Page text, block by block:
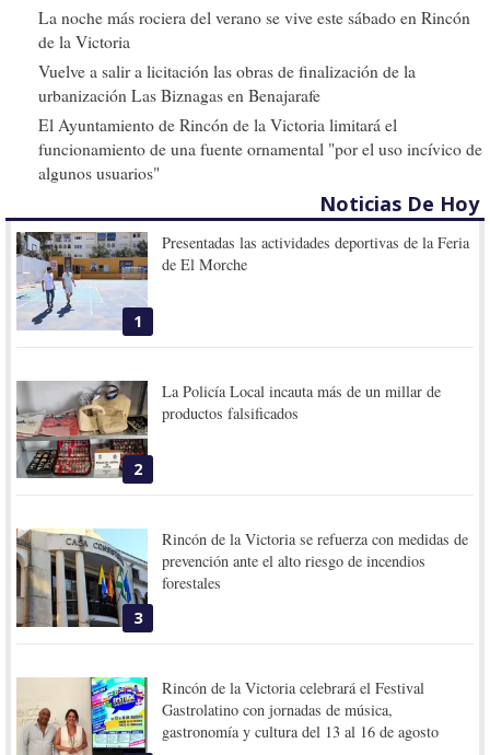
La noche más rociera del verano se vive este sábado en Rincón
de la Victoria
Vuelve a salir a licitación las obras de finalización de la
urbanización Las Biznagas en Benajarafe
El Ayuntamiento de Rincón de la Victoria limitará el
funcionamiento de una fuente ornamental "por el uso incívico de
algunos usuarios"
Noticias De Hoy
1
Presentadas las actividades deportivas de la Feria
de El Morche
2
La Policía Local incauta más de un millar de
productos falsificados
3
Rincón de la Victoria se refuerza con medidas de
prevención ante el alto riesgo de incendios
forestales
Rincón de la Victoria celebrará el Festival
Gastrolatino con jornadas de música,
gastronomía y cultura del 13 al 16 de agosto